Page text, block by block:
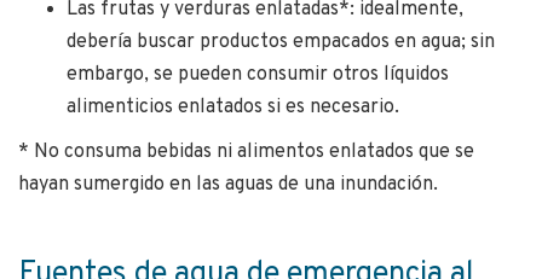
Las frutas y verduras enlatadas*: idealmente,
debería buscar productos empacados en agua; sin
embargo, se pueden consumir otros líquidos
alimenticios enlatados si es necesario.
​* No consuma bebidas ni alimentos enlatados que se
hayan sumergido en las aguas de una inundación.